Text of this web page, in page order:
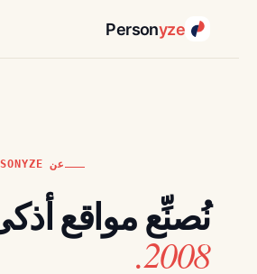
Personyze
عن PERSONYZE
نُصنِّع مواقع أذكى
2008.